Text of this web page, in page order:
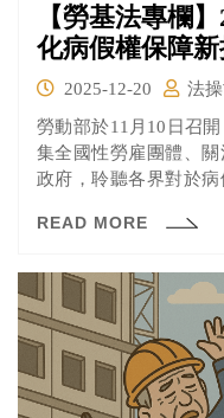
【勞基法專欄
化病假權保障
2025-12-20
法
勞動部於11月10日召
集全國性勞雇團體、
政府，聆聽各界對於病
令，規劃從四大面向著
READ MORE